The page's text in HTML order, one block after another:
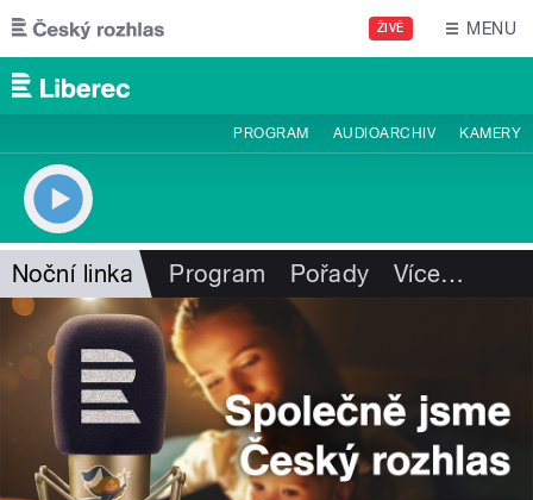
Přejít k hlavnímu obsahu
ŽIVĚ MENU
PROGRAM AUDIOARCHIV KAMERY
Noční linka Program Pořady Více…